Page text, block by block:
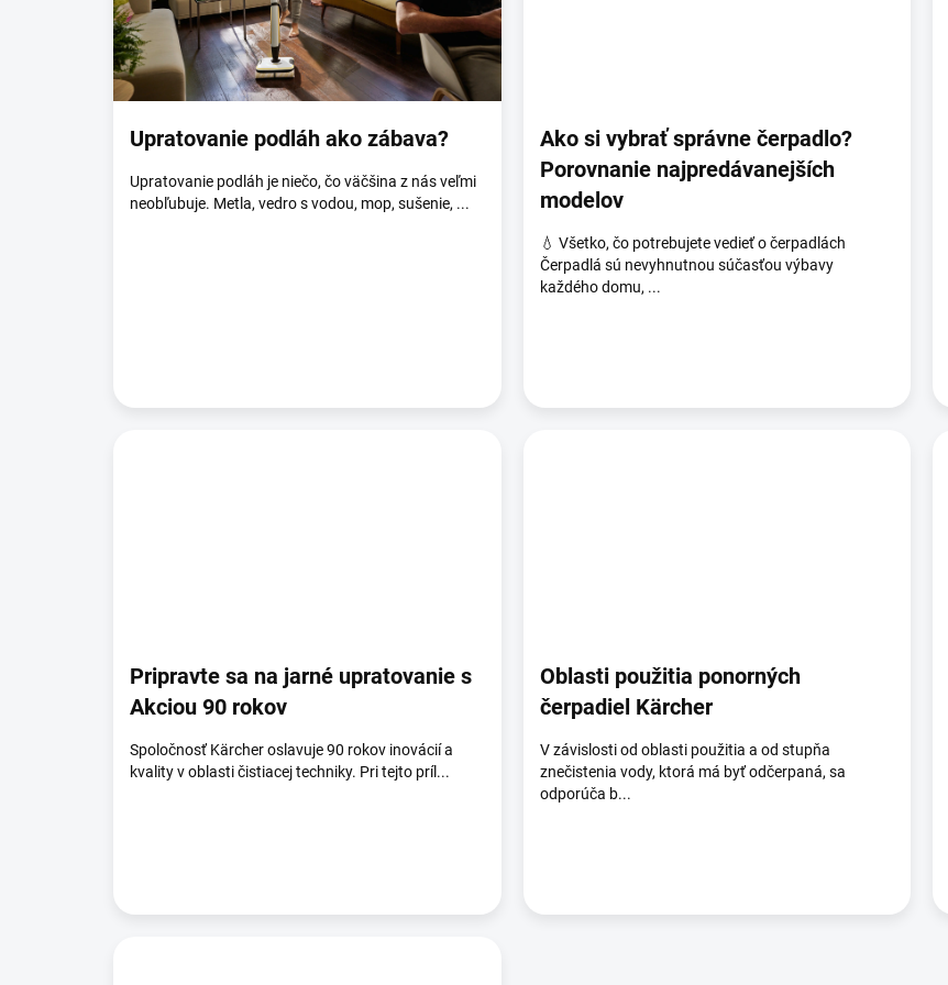
č
l
á
n
k
Upratovanie podláh ako zábava?
Upratovanie podláh je niečo, čo väčšina z nás veľmi
neobľubuje. Metla, vedro s vodou, mop, sušenie, ...
Ako si vybrať správne čerpadlo?
Porovnanie najpredávanejších
modelov
💧 Všetko, čo potrebujete vedieť o čerpadlách
Čerpadlá sú nevyhnutnou súčasťou výbavy
každého domu, ...
Pripravte sa na jarné upratovanie s
Akciou 90 rokov
Spoločnosť Kärcher oslavuje 90 rokov inovácií a
kvality v oblasti čistiacej techniky. Pri tejto príl...
Oblasti použitia ponorných
čerpadiel Kärcher
V závislosti od oblasti použitia a od stupňa
znečistenia vody, ktorá má byť odčerpaná, sa
odporúča b...